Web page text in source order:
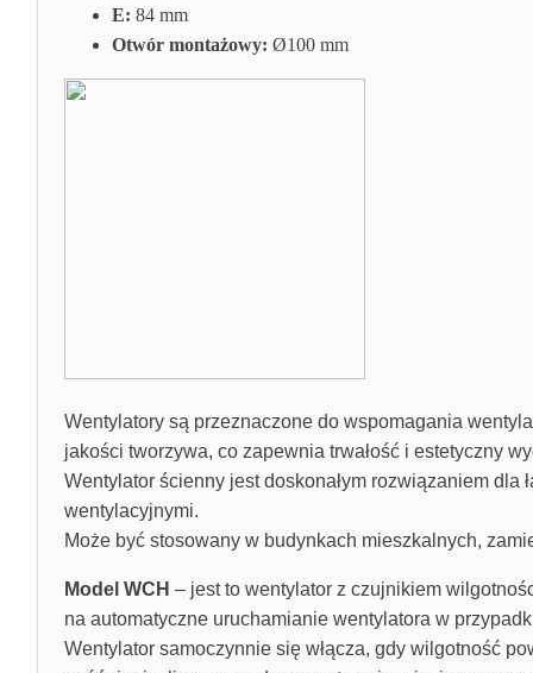
E: 84 mm
Otwór montażowy: Ø100 mm
Wentylatory są przeznaczone do wspomagania
jakości tworzywa, co zapewnia trwałość i estetyczny
Wentylator ścienny jest doskonałym rozwiązaniem
wentylacyjnymi.
Może być stosowany w budynkach mieszkalnych,
Model WCH – jest to wentylator z czujnikiem
na automatyczne uruchamianie wentylatora w
Wentylator samoczynnie się włącza, gdy wilgotność